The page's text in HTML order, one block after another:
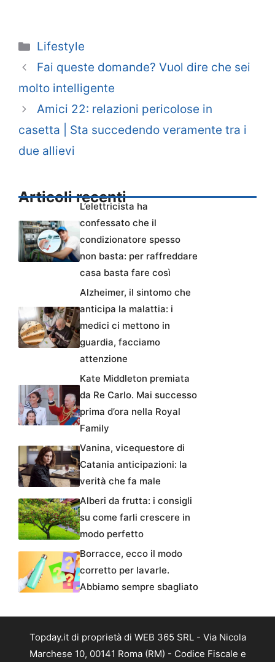
Categorie
Lifestyle
Fai queste domande? Vuol dire che sei
molto intelligente
Amici 22: relazioni pericolose in
casetta | Sta succedendo veramente tra i
due allievi
Articoli recenti
L’elettricista ha
confessato che il
condizionatore spesso
non basta: per raffreddare
casa basta fare così
Alzheimer, il sintomo che
anticipa la malattia: i
medici ci mettono in
guardia, facciamo
attenzione
Kate Middleton premiata
da Re Carlo. Mai successo
prima d’ora nella Royal
Family
Vanina, vicequestore di
Catania anticipazioni: la
verità che fa male
Alberi da frutta: i consigli
su come farli crescere in
modo perfetto
Borracce, ecco il modo
corretto per lavarle.
Abbiamo sempre sbagliato
Topday.it di proprietà di WEB 365 SRL - Via Nicola
Marchese 10, 00141 Roma (RM) - Codice Fiscale e